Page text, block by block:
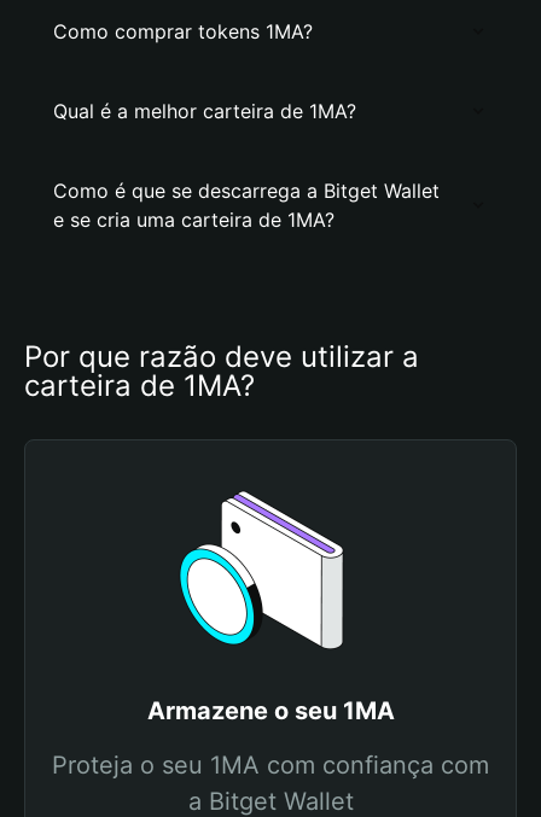
Como comprar tokens 1MA?
Qual é a melhor carteira de 1MA?
Como é que se descarrega a Bitget Wallet
e se cria uma carteira de 1MA?
Por que razão deve utilizar a
carteira de 1MA?
Armazene o seu 1MA
Proteja o seu 1MA com confiança com
a Bitget Wallet